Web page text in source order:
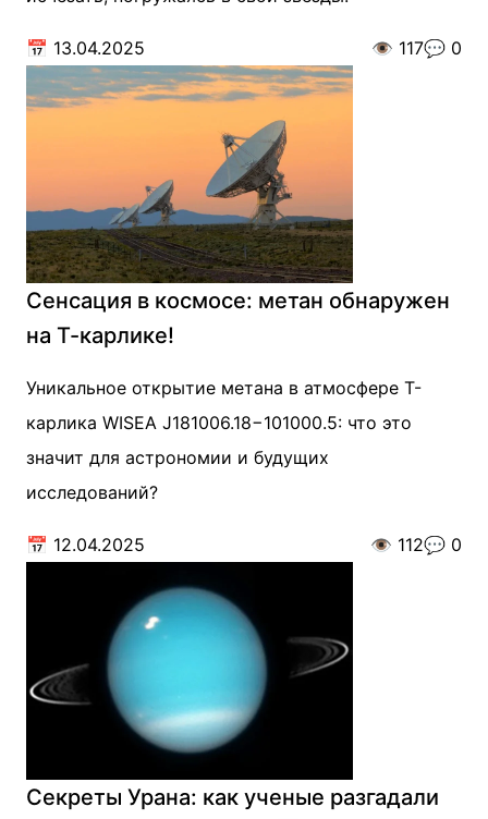
📅 13.04.2025 👁️ 117💬 0
Сенсация в космосе: метан обнаружен
на Т-карлике!
Уникальное открытие метана в атмосфере Т-
карлика WISEA J181006.18−101000.5: что это
значит для астрономии и будущих
исследований?
📅 12.04.2025 👁️ 112💬 0
Секреты Урана: как ученые разгадали